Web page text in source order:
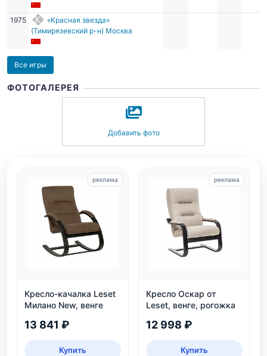
1975
«Красная звезда»
(Тимирязевский р-н) Москва
Все игры
ФОТОГАЛЕРЕЯ
Добавить фото
Кресло-качалка Leset
Милано New, венге
13 841 ₽
Купить
реклама
Кресло Оскар от
Leset, венге, рогожка
12 998 ₽
Купить
реклама